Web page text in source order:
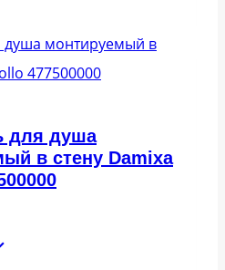
для душа
в стену Damixa